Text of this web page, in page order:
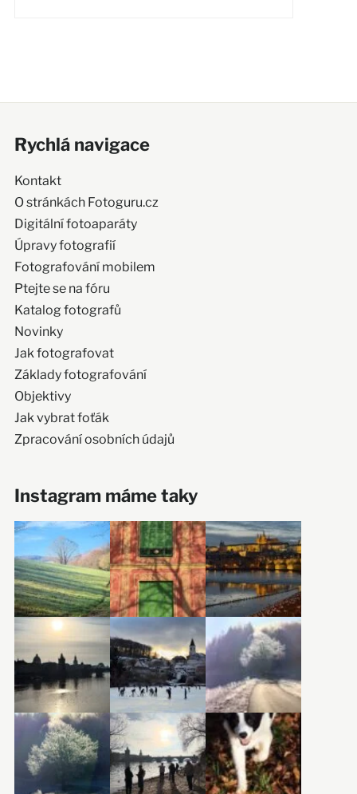
Rychlá navigace
Kontakt
O stránkách Fotoguru.cz
Digitální fotoaparáty
Úpravy fotografií
Fotografování mobilem
Ptejte se na fóru
Katalog fotografů
Novinky
Jak fotografovat
Základy fotografování
Objektivy
Jak vybrat foťák
Zpracování osobních údajů
Instagram máme taky